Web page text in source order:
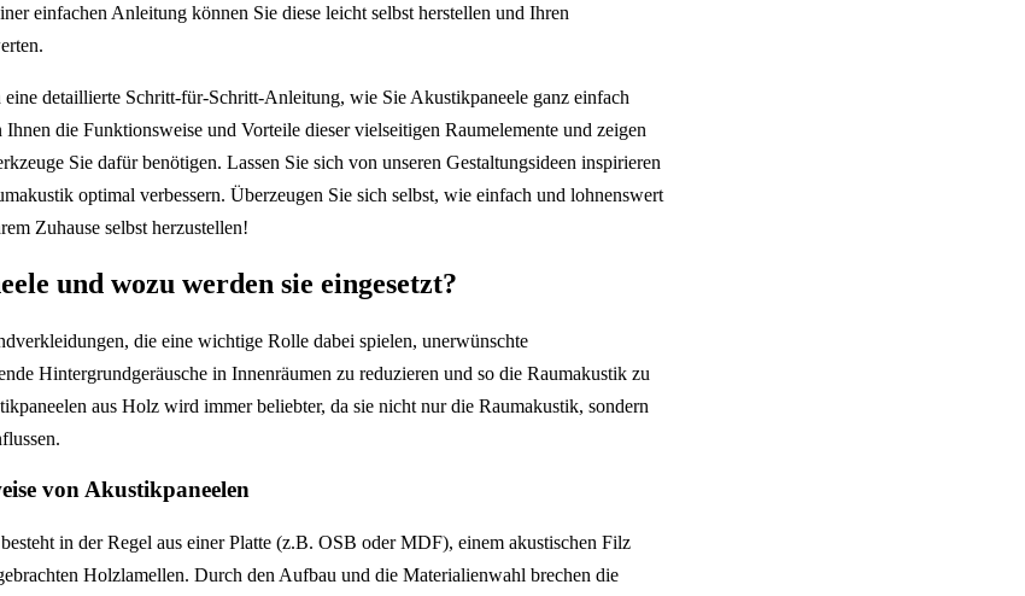
einfachen Anleitung können Sie diese leicht selbst herstellen und Ihren
detaillierte Schritt-für-Schritt-Anleitung, wie Sie Akustikpaneele ganz einfach
die Funktionsweise und Vorteile dieser vielseitigen Raumelemente und zeigen
Sie dafür benötigen. Lassen Sie sich von unseren Gestaltungsideen inspirieren
optimal verbessern. Überzeugen Sie sich selbst, wie einfach und lohnenswert
Zuhause selbst herzustellen!
und wozu werden sie eingesetzt?
die eine wichtige Rolle dabei spielen, unerwünschte
Hintergrundgeräusche in Innenräumen zu reduzieren und so die Raumakustik zu
aus Holz wird immer beliebter, da sie nicht nur die Raumakustik, sondern
von Akustikpaneelen
in der Regel aus einer Platte (z.B. OSB oder MDF), einem akustischen Filz
Holzlamellen. Durch den Aufbau und die Materialienwahl brechen die